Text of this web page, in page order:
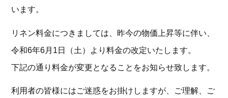
います。
リネン料金につきましては、昨今の物価上昇等に伴い、
令和6年6月1日（土）より料金の改定いたします。
下記の通り料金が変更となることをお知らせ致します。
利用者の皆様にはご迷惑をお掛けしますが、ご理解、ご